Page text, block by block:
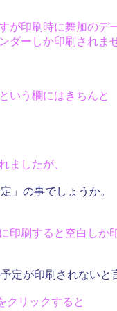
が印刷時に舞加のデ
ダーしか印刷されま
いう欄にはきちんと
ましたが、
」の事でしょうか。
印刷すると空白しか
定が印刷されないと
クリックすると